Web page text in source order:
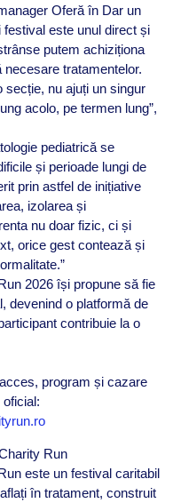
Oferă în Dar un
este unul direct și
putem achiziționa
tratamentelor.
nu ajuți un singur
acolo, pe termen lung”,
pediatrică se
și perioade lungi de
prin astfel de inițiative
izolarea și
nu doar fizic, ci și
orice gest contează și
2026 își propune să fie
devenind o platformă de
contribuie la o
program și cazare
Run
este un festival caritabil
în tratament, construit